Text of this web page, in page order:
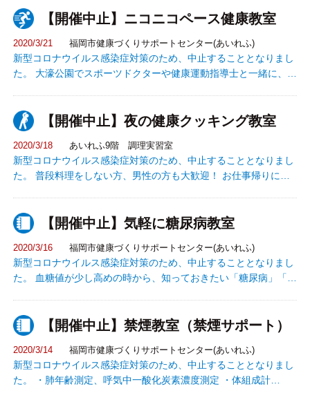
【開催中止】ニコニコペース健康教室
2020/3/21 福岡市健康づくりサポートセンター(あいれふ)
新型コロナウイルス感染症対策のため、中止することとなりまし
た。 大濠公園でスポーツドクターや健康運動指導士と一緒に、自
【開催中止】夜の健康クッキング教室
2020/3/18 あいれふ9階 調理実習室
新型コロナウイルス感染症対策のため、中止することとなりまし
た。 普段料理をしない方、男性の方も大歓迎！ お仕事帰りに、
【開催中止】気軽に糖尿病教室
2020/3/16 福岡市健康づくりサポートセンター(あいれふ)
新型コロナウイルス感染症対策のため、中止することとなりまし
た。 血糖値が少し高めの時から、知っておきたい「糖尿病」「食
【開催中止】禁煙教室（禁煙サポート）
2020/3/14 福岡市健康づくりサポートセンター(あいれふ)
新型コロナウイルス感染症対策のため、中止することとなりまし
た。 ・肺年齢測定、呼気中一酸化炭素濃度測定 ・体組成計